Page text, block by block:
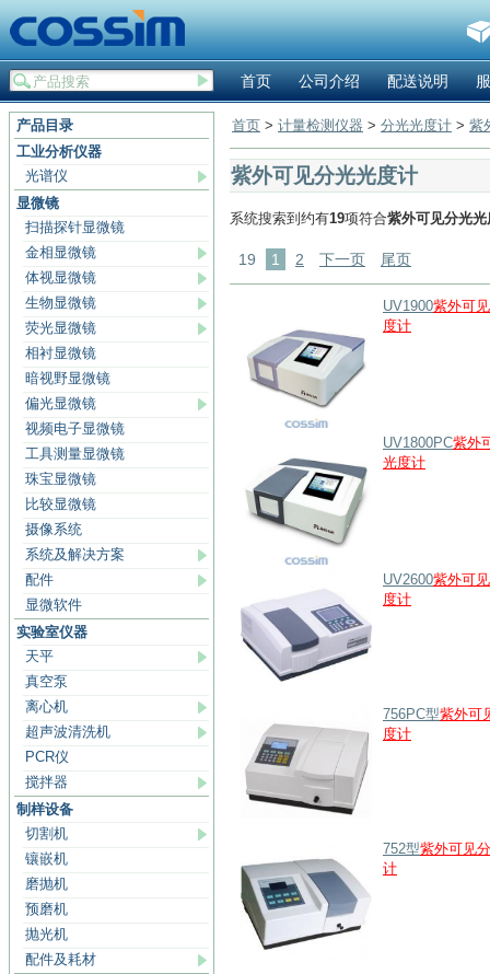
首页 公司介绍 配送说明
产品目录
工业分析仪器
光谱仪
显微镜
扫描探针显微镜
金相显微镜
体视显微镜
生物显微镜
荧光显微镜
相衬显微镜
暗视野显微镜
偏光显微镜
视频电子显微镜
工具测量显微镜
珠宝显微镜
比较显微镜
摄像系统
系统及解决方案
配件
显微软件
实验室仪器
天平
真空泵
离心机
超声波清洗机
PCR仪
搅拌器
制样设备
切割机
镶嵌机
磨抛机
预磨机
抛光机
配件及耗材
首页 > 计量检测仪器 > 分光光度计 > 紫
紫外可见分光光度计
系统搜索到约有19项符合紫外可见分光光
19 1 2 下一页 尾页
UV1900紫外可
度计
UV1800PC紫外
光度计
UV2600紫外可
度计
756PC型紫外可
度计
752型紫外可见
计